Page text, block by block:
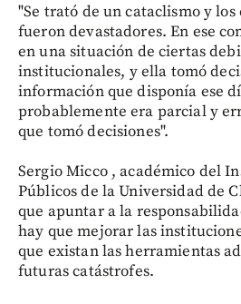
"Se trató de un cataclismo y
fueron devastadores. En ese
en una situación de ciertas
institucionales, y ella tomó
información que disponía ese
probablemente era parcial y
que tomó decisiones".
Sergio Micco , académico del
Públicos de la Universidad de
que apuntar a la
hay que mejorar las
que existan las herramientas
futuras catástrofes.